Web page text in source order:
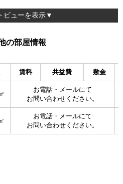
ビューを表示▼
の部屋情報
賃料 共益費 敷金
お電話・メールにて
お問い合わせください。
お電話・メールにて
お問い合わせください。